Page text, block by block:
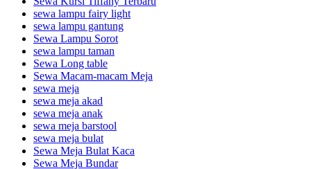
sewa lampu fairy light
sewa lampu gantung
Sewa Lampu Sorot
sewa lampu taman
Sewa Long table
Sewa Macam-macam Meja
sewa meja
sewa meja akad
sewa meja anak
sewa meja barstool
sewa meja bulat
Sewa Meja Bulat Kaca
Sewa Meja Bundar